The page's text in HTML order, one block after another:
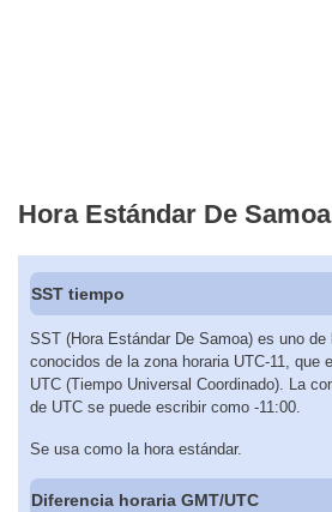
Hora Estándar De Samoa
SST tiempo
SST (Hora Estándar De Samoa) es uno de
conocidos de la zona horaria UTC-11, que
UTC (Tiempo Universal Coordinado). La
de UTC se puede escribir como -11:00.
Se usa como la hora estándar.
Diferencia horaria GMT/UTC